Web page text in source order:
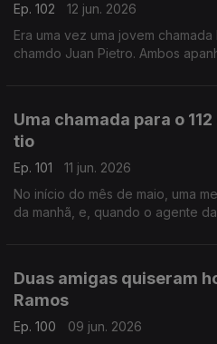
Ep. 102
12 jun. 2026
Era uma vez uma jovem
chamdo Juan Pietro. Ambos
Uma chamada para o
tio
Ep. 101
11 jun. 2026
No início do mês de maio, uma menina
da manhã, e, quando o agente
Duas amigas quiseram
Ramos
Ep. 100
09 jun. 2026